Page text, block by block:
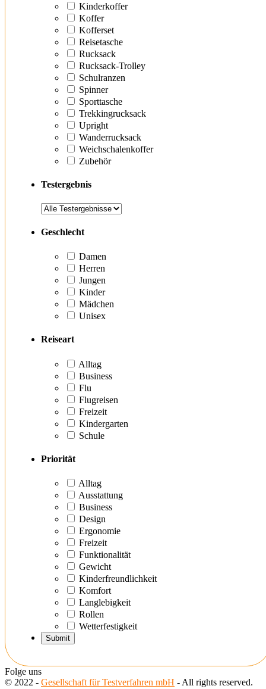
Kinderkoffer
Koffer
Kofferset
Reisetasche
Rucksack
Rucksack-Trolley
Schulranzen
Spinner
Sporttasche
Trekkingrucksack
Upright
Wanderrucksack
Weichschalenkoffer
Zubehör
Testergebnis
Geschlecht
Damen
Herren
Jungen
Kinder
Mädchen
Unisex
Reiseart
Alltag
Business
Flu
Flugreisen
Freizeit
Kindergarten
Schule
Priorität
Alltag
Ausstattung
Business
Design
Ergonomie
Freizeit
Funktionalität
Gewicht
Kinderfreundlichkeit
Komfort
Langlebigkeit
Rollen
Wetterfestigkeit
Folge uns
© 2022 - Gesellschaft für Testverfahren mbH - All rights reserved.